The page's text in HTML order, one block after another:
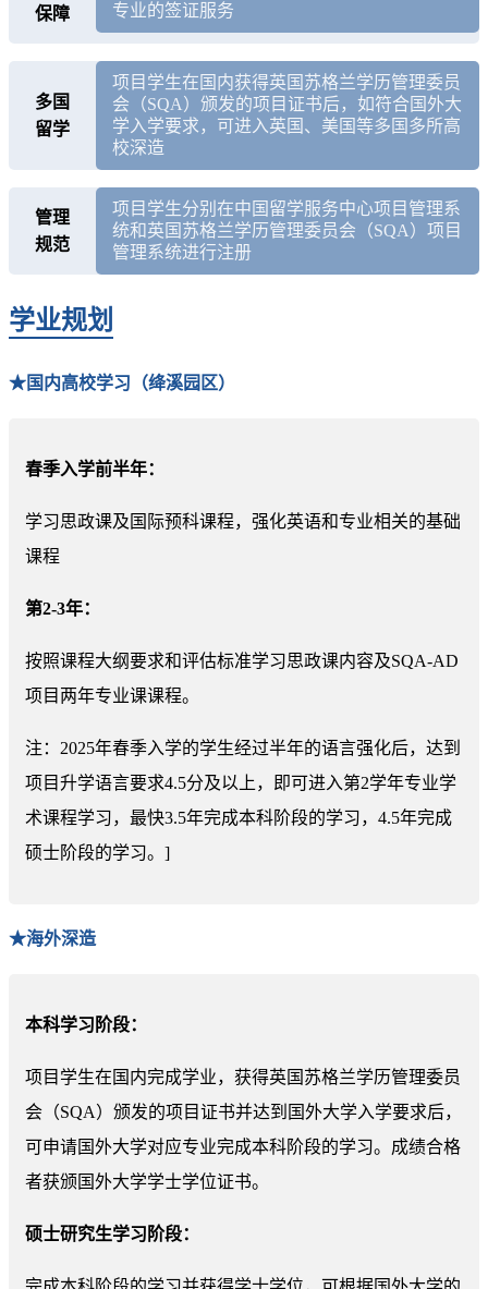
保障
专业的签证服务
多国
留学
项目学生在国内获得英国苏格兰学历管理委员
会（SQA）颁发的项目证书后，如符合国外大
学入学要求，可进入英国、美国等多国多所高
校深造
管理
规范
项目学生分别在中国留学服务中心项目管理系
统和英国苏格兰学历管理委员会（SQA）项目
管理系统进行注册
学业规划
★国内高校学习（绛溪园区）
春季入学前半年：
学习思政课及国际预科课程，强化英语和专业相关的基础
课程
第2-3年：
按照课程大纲要求和评估标准学习思政课内容及SQA-AD
项目两年专业课课程。
注：2025年春季入学的学生经过半年的语言强化后，达到
项目升学语言要求4.5分及以上，即可进入第2学年专业学
术课程学习，最快3.5年完成本科阶段的学习，4.5年完成
硕士阶段的学习。]
★海外深造
本科学习阶段：
项目学生在国内完成学业，获得英国苏格兰学历管理委员
会（SQA）颁发的项目证书并达到国外大学入学要求后，
可申请国外大学对应专业完成本科阶段的学习。成绩合格
者获颁国外大学学士学位证书。
硕士研究生学习阶段：